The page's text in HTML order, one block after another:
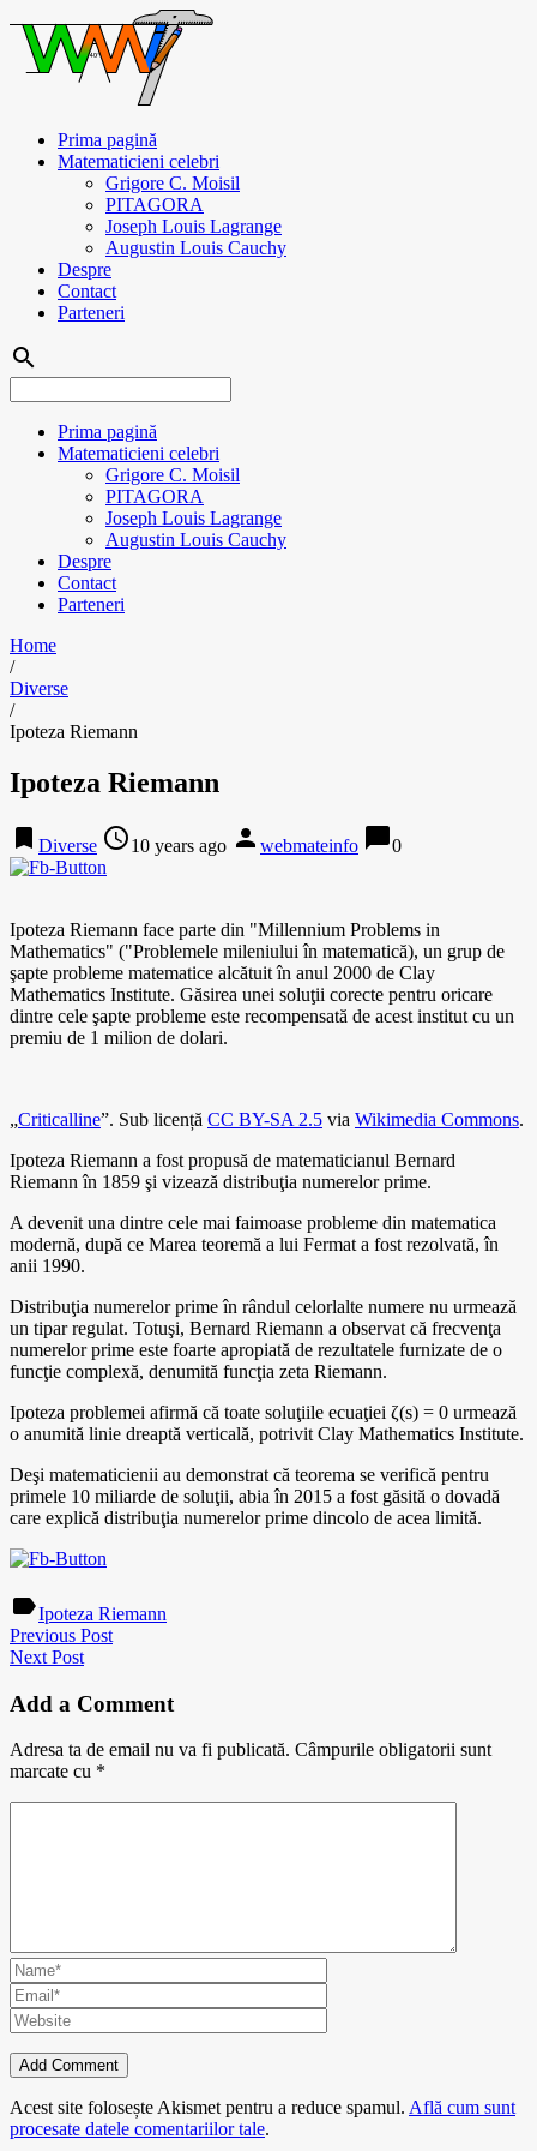
Prima pagină
Matematicieni celebri
Grigore C. Moisil
PITAGORA
Joseph Louis Lagrange
Augustin Louis Cauchy
Despre
Contact
Parteneri
search
Prima pagină
Matematicieni celebri
Grigore C. Moisil
PITAGORA
Joseph Louis Lagrange
Augustin Louis Cauchy
Despre
Contact
Parteneri
Home
/
Diverse
/
Ipoteza Riemann
Ipoteza Riemann
bookmark Diverse access_time10 years ago person webmateinfo chat_bubble0
Ipoteza Riemann face parte din "Millennium Problems in
Mathematics" ("Problemele mileniului în matematică), un grup de
şapte probleme matematice alcătuit în anul 2000 de Clay
Mathematics Institute. Găsirea unei soluţii corecte pentru oricare
dintre cele şapte probleme este recompensată de acest institut cu un
premiu de 1 milion de dolari.
„Criticalline”. Sub licență CC BY-SA 2.5 via Wikimedia Commons.
Ipoteza Riemann a fost propusă de matematicianul Bernard
Riemann în 1859 şi vizează distribuţia numerelor prime.
A devenit una dintre cele mai faimoase probleme din matematica
modernă, după ce Marea teoremă a lui Fermat a fost rezolvată, în
anii 1990.
Distribuţia numerelor prime în rândul celorlalte numere nu urmează
un tipar regulat. Totuşi, Bernard Riemann a observat că frecvenţa
numerelor prime este foarte apropiată de rezultatele furnizate de o
funcţie complexă, denumită funcţia zeta Riemann.
Ipoteza problemei afirmă că toate soluţiile ecuaţiei ζ(s) = 0 urmează
o anumită linie dreaptă verticală, potrivit Clay Mathematics Institute.
Deşi matematicienii au demonstrat că teorema se verifică pentru
primele 10 miliarde de soluţii, abia în 2015 a fost găsită o dovadă
care explică distribuţia numerelor prime dincolo de acea limită.
labelIpoteza Riemann
Previous Post
Next Post
Add a Comment
Adresa ta de email nu va fi publicată. Câmpurile obligatorii sunt
marcate cu *
Acest site folosește Akismet pentru a reduce spamul. Află cum sunt
procesate datele comentariilor tale.